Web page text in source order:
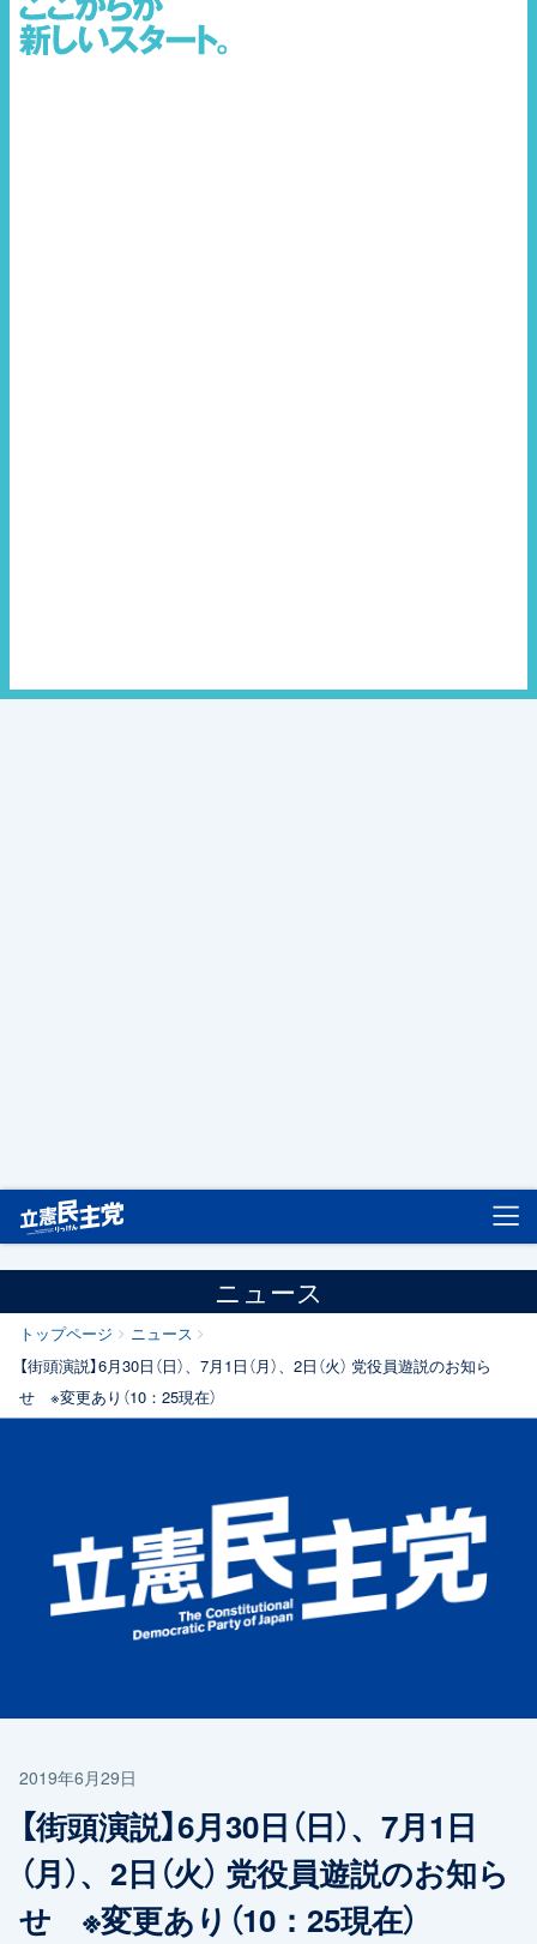
ニュース
トップページ
ニュース
【街頭演説】6月30日（日）、7月1日（月）、2日（火） 党役員遊説のお知ら
せ ※変更あり（10：25現在）
2019年6月29日
【街頭演説】6月30日（日）、7月1日
（月）、2日（火） 党役員遊説のお知ら
せ ※変更あり（10：25現在）